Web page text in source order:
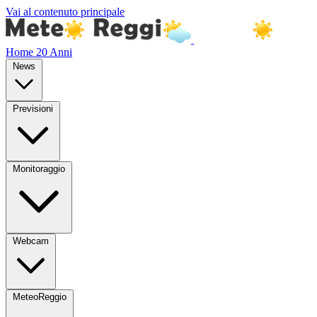
Vai al contenuto principale
Home 20 Anni
News
Previsioni
Monitoraggio
Webcam
MeteoReggio